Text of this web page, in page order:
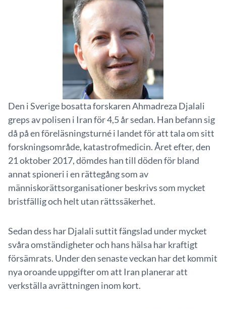
Den i Sverige bosatta forskaren Ahmadreza Djalali
greps av polisen i Iran för 4,5 år sedan. Han befann sig
då på en föreläsningsturné i landet för att tala om sitt
forskningsområde, katastrofmedicin. Året efter, den
21 oktober 2017, dömdes han till döden för bland
annat spioneri i en rättegång som av
människorättsorganisationer beskrivs som mycket
bristfällig och helt utan rättssäkerhet.
Sedan dess har Djalali suttit fängslad under mycket
svåra omständigheter och hans hälsa har kraftigt
försämrats. Under den senaste veckan har det kommit
nya oroande uppgifter om att Iran planerar att
verkställa avrättningen inom kort.